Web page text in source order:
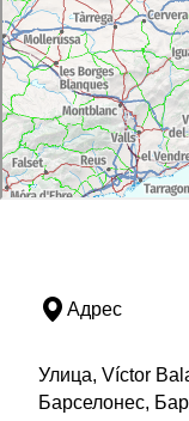
Адрес
Улица, Víctor
Барселонес,